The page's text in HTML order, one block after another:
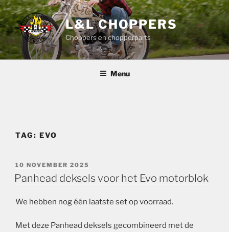
Ga
naar
de
inhoud
L&L CHOPPERS
Choppers en chopperparts
Menu
TAG: EVO
GEPLAATST
OP
10 NOVEMBER 2025
Panhead deksels voor het Evo motorblok
We hebben nog één laatste set op voorraad.
Met deze Panhead deksels gecombineerd met de